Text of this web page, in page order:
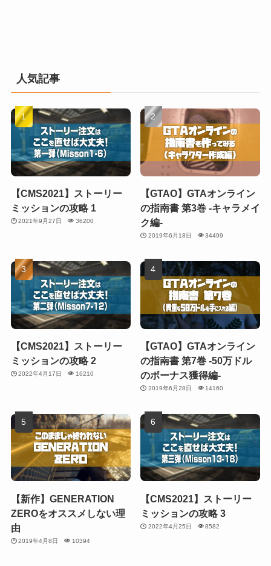
人気記事
【CMS2021】ストーリー
ミッションの攻略 1
2021年9月27日 36200
【GTAO】GTAオンライン
の指南書 第3巻 -キャラメイ
ク編-
2019年6月18日 34499
【CMS2021】ストーリー
ミッションの攻略 2
2022年4月17日 16210
【GTAO】GTAオンライン
の指南書 第7巻 -50万ドル
のボーナス獲得編-
2019年6月28日 14160
【新作】GENERATION
ZEROをオススメしない理
由
2019年4月8日 10394
【CMS2021】ストーリー
ミッションの攻略 3
2022年4月25日 8582